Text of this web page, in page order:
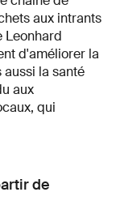
aux intrants
Leonhard
d'améliorer la
la santé
aux
qui
de